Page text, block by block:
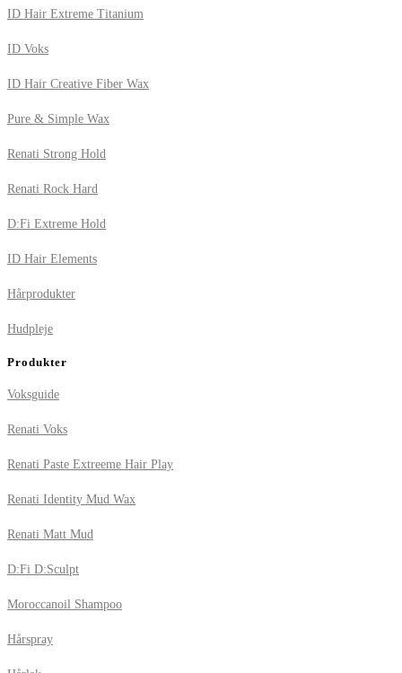
ID Hair Extreme Titanium
ID Voks
ID Hair Creative Fiber Wax
Pure & Simple Wax
Renati Strong Hold
Renati Rock Hard
D:Fi Extreme Hold
ID Hair Elements
Hårprodukter
Hudpleje
Produkter
Voksguide
Renati Voks
Renati Paste Extreeme Hair Play
Renati Identity Mud Wax
Renati Matt Mud
D:Fi D:Sculpt
Moroccanoil Shampoo
Hårspray